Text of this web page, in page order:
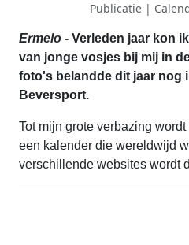
Publicatie |
Ermelo - Verleden jaar kon
van jonge vosjes bij mij in
foto's belandde dit jaar nog
Beversport.
Tot mijn grote verbazing
een kalender die wereldwijd
verschillende websites wordt